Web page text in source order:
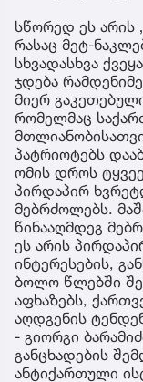
სწორედ ეს არის
რასაც მეტ-
სხვადასხვა
ჯდება
მიერ
რომელმაც
პატრიოტებს
ომის დროს
პირდაპირ
მებრძოლებს.
წინააღმდეგ
ეს არის
ინტერესების,
ბოლო წლებში
აფხაზებს,
აღდგენის
- გიორგი
განცხადების
ანტიქართული